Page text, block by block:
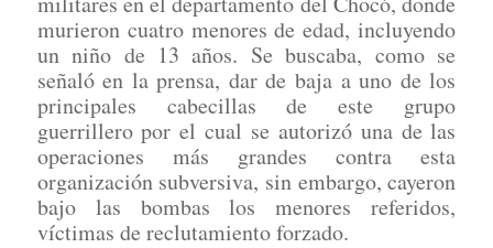
murieron cuatro menores de edad, incluyendo
un niño de 13 años. Se buscaba, como se
señaló en la prensa, dar de baja a uno de los
principales cabecillas de este grupo
guerrillero por el cual se autorizó una de las
operaciones más grandes contra esta
organización subversiva, sin embargo, cayeron
bajo las bombas los menores referidos,
víctimas de reclutamiento forzado.